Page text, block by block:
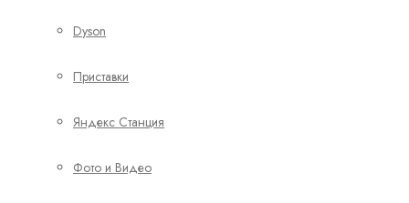
Dyson
Приставки
Яндекс Станция
Фото и Видео